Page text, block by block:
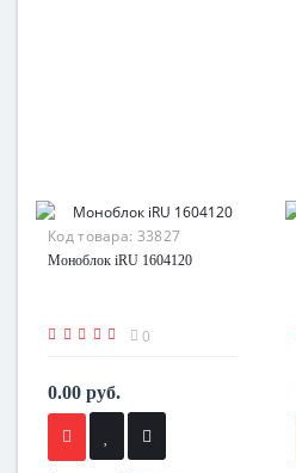
Код товара: 33827
Моноблок iRU 1604120
0
0.00 руб.